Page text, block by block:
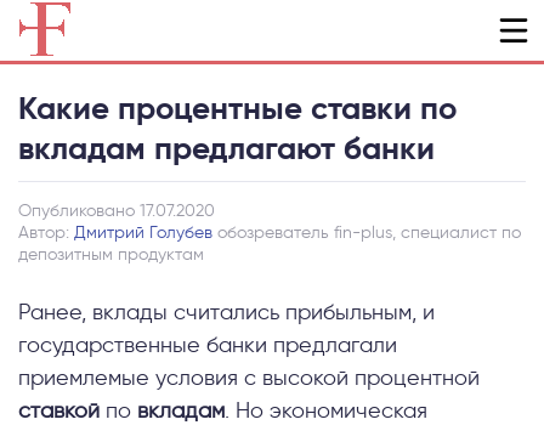
Какие процентные ставки по
вкладам предлагают банки
Опубликовано 17.07.2020
Автор: Дмитрий Голубев обозреватель fin-plus, специалист по
депозитным продуктам
Ранее, вклады считались прибыльным, и
государственные банки предлагали
приемлемые условия с высокой процентной
ставкой по вкладам. Но экономическая